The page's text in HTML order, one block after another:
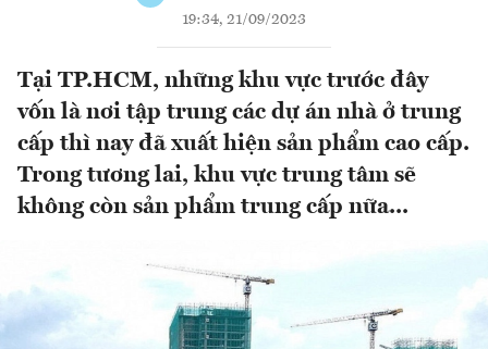
19:34, 21/09/2023
Tại TP.HCM, những khu vực trước đây
vốn là nơi tập trung các dự án nhà ở trung
cấp thì nay đã xuất hiện sản phẩm cao cấp.
Trong tương lai, khu vực trung tâm sẽ
không còn sản phẩm trung cấp nữa...